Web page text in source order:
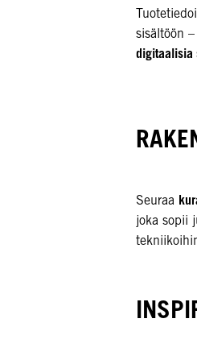
sisältöön
digitaalisia
Seuraa
joka sopii